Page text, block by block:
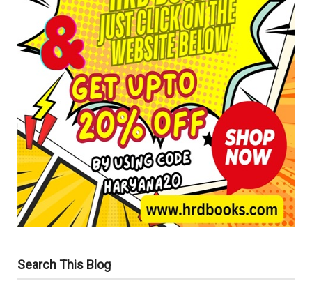
Search This Blog